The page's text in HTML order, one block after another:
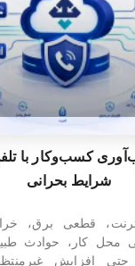
کسب‌وکار با
شرایط بحرانی
قطعی برق،
محل کار، حوادث
افزایش